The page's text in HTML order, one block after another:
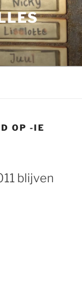
OP -IE
blijven